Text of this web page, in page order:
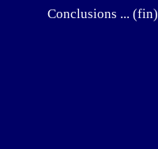
Conclusions ... (fin)